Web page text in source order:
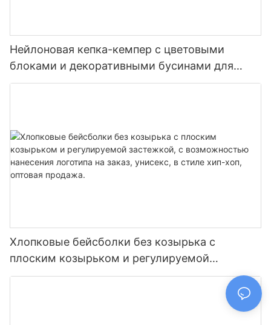
Нейлоновая кепка-кемпер с цветовыми
блоками и декоративными бусинами для
нанесения логотипа бренда.
Хлопковые бейсболки без козырька с
плоским козырьком и регулируемой
застежкой, с возможностью нанесения
логотипа на заказ, унисекс, в стиле хип-хоп,